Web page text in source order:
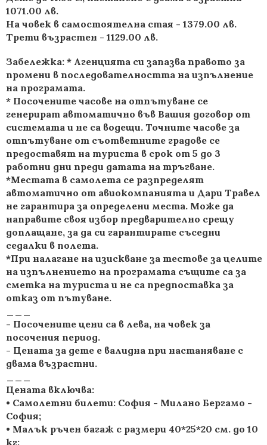
1071.00 лв.
На човек в самостоятелна стая - 1379.00 лв.
Трети възрастен - 1129.00 лв.
Забележка: * Агенцията си запазва правото за
промени в последователността на изпълнение
на програмата.
* Посочените часове на отпътуване се
генерират автоматично във Вашия договор от
системата и не са водещи. Точните часове за
отпътуване от съответните градове се
предоставят на туриста в срок от 5 до 3
работни дни преди датата на тръгване.
*Местата в самолета се разпределят
автоматично от авиокомпанията и Дари Травел
не гарантира за определени места. Може да
направите своя избор предварително срещу
доплащане, за да си гарантирате съседни
седалки в полета.
*При налагане на изискване за тестове за целите
на изпълнението на програмата същите са за
сметка на туриста и не са предпоставка за
отказ от пътуване.
- Посочените цени са в лева, на човек за
посочения период.
- Цената за дете е валидна при настаняване с
двама възрастни.
Цената включва:
• Самолетни билети: София - Милано Бергамо -
София;
• Малък ръчен багаж с размери 40*25*20 см. до 10
кг;